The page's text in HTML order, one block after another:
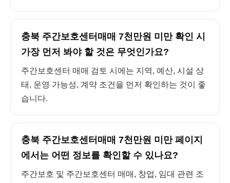
충북 주간보호센터매매 7천만원 미만 확인 시
가장 먼저 봐야 할 것은 무엇인가요?
주간보호센터 매매 검토 시에는 지역, 예산, 시설 상
태, 운영 가능성, 계약 조건을 먼저 확인하는 것이 좋
습니다.
충북 주간보호센터매매 7천만원 미만 페이지
에서는 어떤 정보를 확인할 수 있나요?
주간보호 및 주간보호센터 매매, 창업, 임대 관련 조